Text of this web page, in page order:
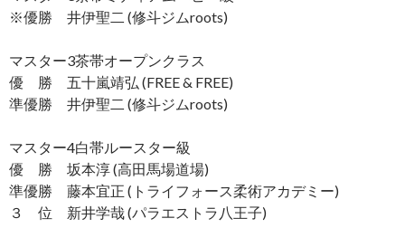
※優勝 井伊聖二 (修斗ジムroots)
マスター3茶帯オープンクラス
優 勝 五十嵐靖弘 (FREE & FREE)
準優勝 井伊聖二 (修斗ジムroots)
マスター4白帯ルースター級
優 勝 坂本淳 (高田馬場道場)
準優勝 藤本宜正 (トライフォース柔術アカデミー)
３ 位 新井学哉 (パラエストラ八王子)